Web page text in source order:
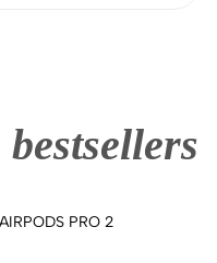
bestsellers